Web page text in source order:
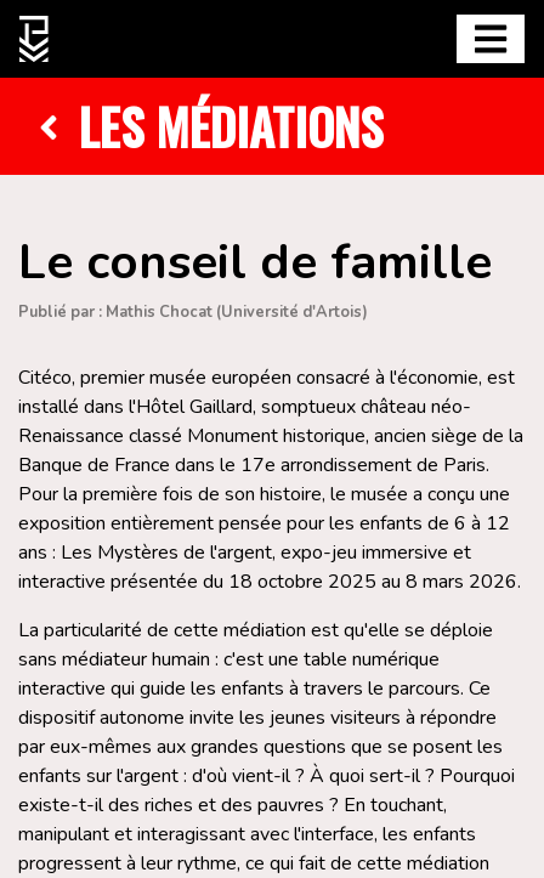
LES MÉDIATIONS
Le conseil de famille
Publié par : Mathis Chocat (Université d'Artois)
Citéco, premier musée européen consacré à l'économie, est
installé dans l'Hôtel Gaillard, somptueux château néo-
Renaissance classé Monument historique, ancien siège de la
Banque de France dans le 17e arrondissement de Paris.
Pour la première fois de son histoire, le musée a conçu une
exposition entièrement pensée pour les enfants de 6 à 12
ans : Les Mystères de l'argent, expo-jeu immersive et
interactive présentée du 18 octobre 2025 au 8 mars 2026.
La particularité de cette médiation est qu'elle se déploie
sans médiateur humain : c'est une table numérique
interactive qui guide les enfants à travers le parcours. Ce
dispositif autonome invite les jeunes visiteurs à répondre
par eux-mêmes aux grandes questions que se posent les
enfants sur l'argent : d'où vient-il ? À quoi sert-il ? Pourquoi
existe-t-il des riches et des pauvres ? En touchant,
manipulant et interagissant avec l'interface, les enfants
progressent à leur rythme, ce qui fait de cette médiation